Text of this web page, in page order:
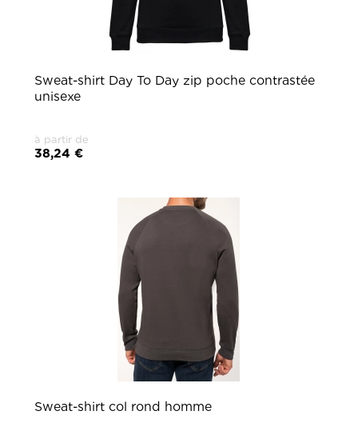
Sweat-shirt Day To Day zip poche contrastée
unisexe
à partir de
38,24 €
Sweat-shirt col rond homme